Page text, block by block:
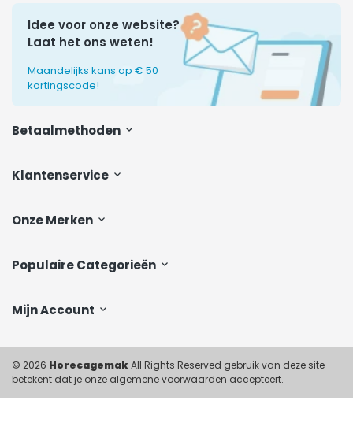
Klantenservice
Onze Merken
Populaire Categorieën
Mijn Account
Idee voor onze website?
Laat het ons weten!
Maandelijks kans op € 50
kortingscode!
Betaalmethoden
© 2026 HorecagemakAll Rights Reserved gebruik van deze site
betekent dat je onze algemene voorwaarden accepteert.